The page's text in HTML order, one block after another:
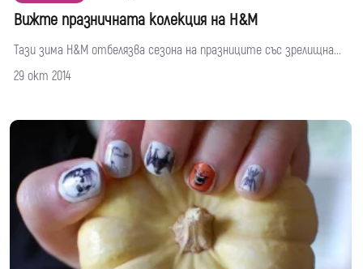
Вижте празничната колекция на H&M
Тази зима H&M отбелязва сезона на празниците със зрелищна...
29 окт 2014